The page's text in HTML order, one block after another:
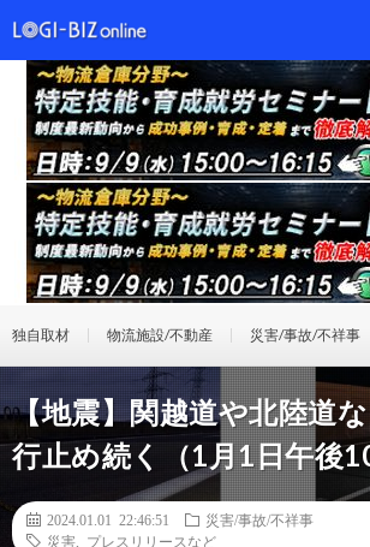
独自取材 物流施設/不動産 災害/事故/不祥事
【地震】関越道や北陸道
行止め続く（1月1日午後
2024.01.01 22:46:51
災害/事故/不祥事
災害
プレスリリースなど